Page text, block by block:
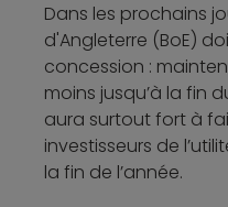
Dans les prochains
d'Angleterre (BoE)
concession :
moins jusqu’à la fin
aura surtout fort à
investisseurs de
la fin de l’année.